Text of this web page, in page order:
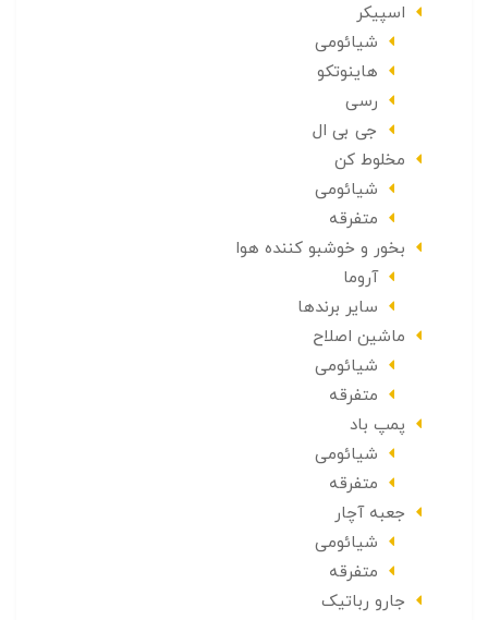
اسپیکر
شیائومی
هاینوتکو
رسی
جی بی ال
مخلوط کن
شیائومی
متفرقه
بخور و خوشبو کننده هوا
آروما
سایر برندها
ماشین اصلاح
شیائومی
متفرقه
پمپ باد
شیائومی
متفرقه
جعبه آچار
شیائومی
متفرقه
جارو رباتیک